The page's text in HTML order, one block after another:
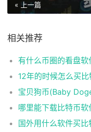
« 上一篇
相关推荐
有什么币圈的看盘
宝贝狗币(Baby
国外用什么软件买